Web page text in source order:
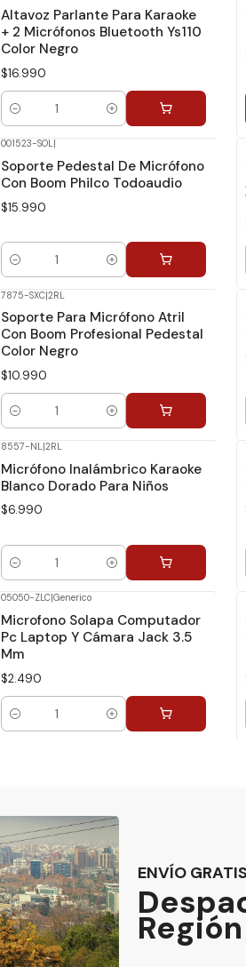
Altavoz Parlante Para Karaoke
+ 2 Micrófonos Bluetooth Ys110
Color Negro
$16.990
Cantidad
001523-SOL
Soporte Pedestal De Micrófono
Con Boom Philco Todoaudio
$15.990
Cantidad
7875-SXC|2RL
Soporte Para Micrófono Atril
Con Boom Profesional Pedestal
Color Negro
$10.990
Cantidad
8557-NL |2RL
Micrófono Inalámbrico Karaoke
Blanco Dorado Para Niños
$6.990
Cantidad
05050-ZLC|Generico
Microfono Solapa Computador
Pc Laptop Y Cámara Jack 3.5
Mm
$2.490
Cantidad
ENVÍO